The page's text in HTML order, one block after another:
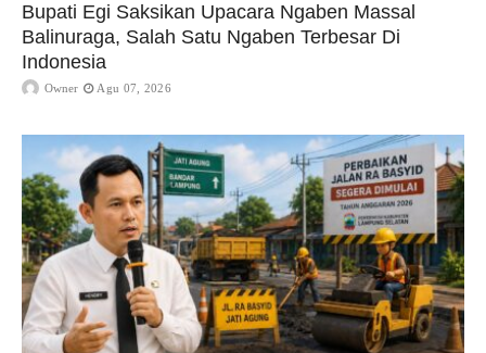
Bupati Egi Saksikan Upacara Ngaben Massal
Balinuraga, Salah Satu Ngaben Terbesar Di
Indonesia
Owner Agu 07, 2026